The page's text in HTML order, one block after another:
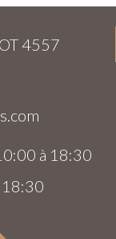
4557
à 18:30
18:30